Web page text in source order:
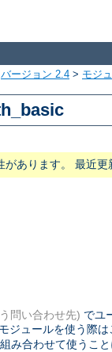
バージョン 2.4 > モジ
あります。 最近
問い合わせ先) でユ
ジュールを使う際
み合わせて使うこと